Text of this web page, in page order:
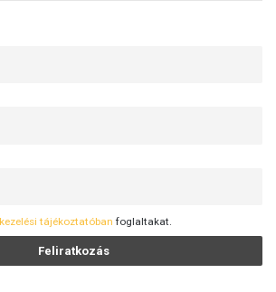
tájékoztatóban foglaltakat.